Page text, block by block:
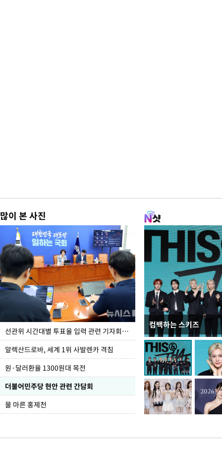
많이 본 사진
선관위 시간대별 투표율 입력 관련 기자회견하는 주진우 의원
알렉산드로바, 세계 1위 사발렌카 격침
원·달러환율 1300원대 목전
더불어민주당 현안 관련 간담회
물 마른 홍제천
컴백하는 스키즈
주유소 기름값 12주